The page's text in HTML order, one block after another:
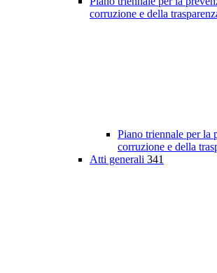
corruzione e della
Piano triennale per la
corruzione e della
Atti generali 341